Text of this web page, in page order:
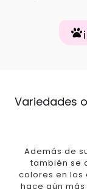
Variedades
Además de
también se
colores en los
hace aún